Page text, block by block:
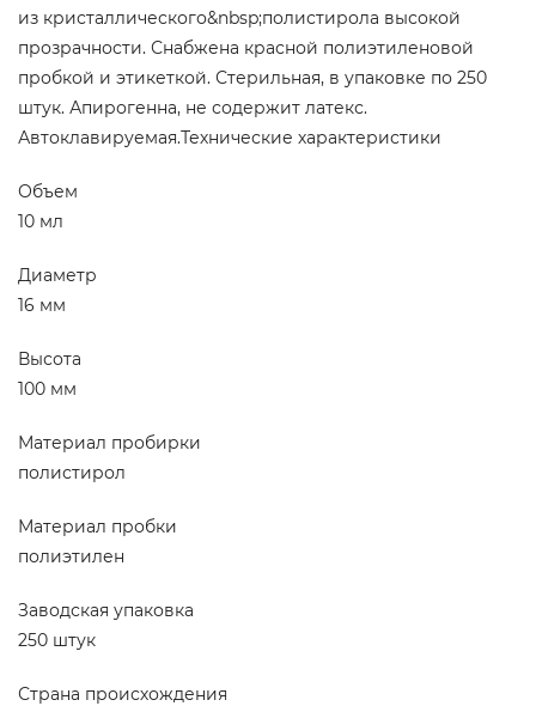
из кристаллического&nbsp;полистирола высокой
прозрачности. Снабжена красной полиэтиленовой
пробкой и этикеткой. Стерильная, в упаковке по 250
штук. Апирогенна, не содержит латекс.
Автоклавируемая.Технические характеристики
Объем
10 мл
Диаметр
16 мм
Высота
100 мм
Материал пробирки
полистирол
Материал пробки
полиэтилен
Заводская упаковка
250 штук
Страна происхождения